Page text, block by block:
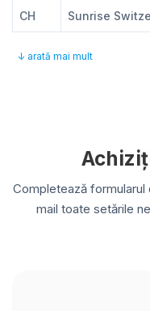
CH Sunrise
↓ arată mai mult
Completează
mail toate setările